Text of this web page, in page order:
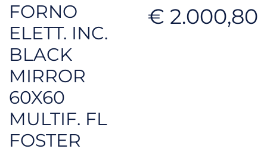
FORNO
ELETT. INC.
BLACK
MIRROR
60X60
MULTIF. FL
FOSTER
€ 2.000,80